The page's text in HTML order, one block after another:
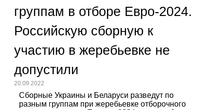
группам в отборе Евро-2024.
Российскую сборную к
участию в жеребьевке не
допустили
20.09.2022
Сборные Украины и Беларуси разведут по
разным группам при жеребьевке отборочного